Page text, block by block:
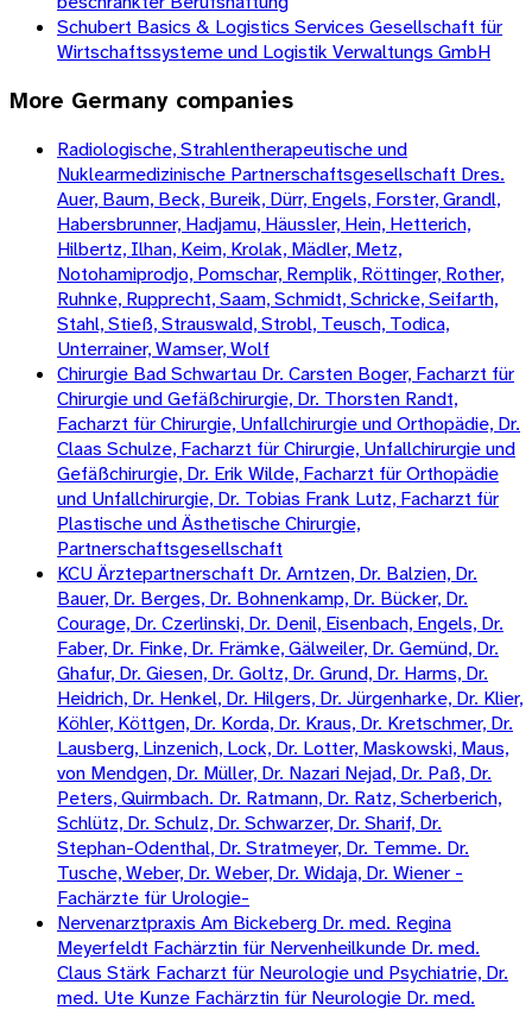
Schubert Basics & Logistics Services Gesellschaft für
Wirtschaftssysteme und Logistik Verwaltungs GmbH
More Germany companies
Radiologische, Strahlentherapeutische und
Nuklearmedizinische Partnerschaftsgesellschaft Dres.
Auer, Baum, Beck, Bureik, Dürr, Engels, Forster, Grandl,
Habersbrunner, Hadjamu, Häussler, Hein, Hetterich,
Hilbertz, Ilhan, Keim, Krolak, Mädler, Metz,
Notohamiprodjo, Pomschar, Remplik, Röttinger, Rother,
Ruhnke, Rupprecht, Saam, Schmidt, Schricke, Seifarth,
Stahl, Stieß, Strauswald, Strobl, Teusch, Todica,
Unterrainer, Wamser, Wolf
Chirurgie Bad Schwartau Dr. Carsten Boger, Facharzt für
Chirurgie und Gefäßchirurgie, Dr. Thorsten Randt,
Facharzt für Chirurgie, Unfallchirurgie und Orthopädie, Dr.
Claas Schulze, Facharzt für Chirurgie, Unfallchirurgie und
Gefäßchirurgie, Dr. Erik Wilde, Facharzt für Orthopädie
und Unfallchirurgie, Dr. Tobias Frank Lutz, Facharzt für
Plastische und Ästhetische Chirurgie,
Partnerschaftsgesellschaft
KCU Ärztepartnerschaft Dr. Arntzen, Dr. Balzien, Dr.
Bauer, Dr. Berges, Dr. Bohnenkamp, Dr. Bücker, Dr.
Courage, Dr. Czerlinski, Dr. Denil, Eisenbach, Engels, Dr.
Faber, Dr. Finke, Dr. Främke, Gälweiler, Dr. Gemünd, Dr.
Ghafur, Dr. Giesen, Dr. Goltz, Dr. Grund, Dr. Harms, Dr.
Heidrich, Dr. Henkel, Dr. Hilgers, Dr. Jürgenharke, Dr. Klier,
Köhler, Köttgen, Dr. Korda, Dr. Kraus, Dr. Kretschmer, Dr.
Lausberg, Linzenich, Lock, Dr. Lotter, Maskowski, Maus,
von Mendgen, Dr. Müller, Dr. Nazari Nejad, Dr. Paß, Dr.
Peters, Quirmbach. Dr. Ratmann, Dr. Ratz, Scherberich,
Schlütz, Dr. Schulz, Dr. Schwarzer, Dr. Sharif, Dr.
Stephan-Odenthal, Dr. Stratmeyer, Dr. Temme. Dr.
Tusche, Weber, Dr. Weber, Dr. Widaja, Dr. Wiener -
Fachärzte für Urologie-
Nervenarztpraxis Am Bickeberg Dr. med. Regina
Meyerfeldt Fachärztin für Nervenheilkunde Dr. med.
Claus Stärk Facharzt für Neurologie und Psychiatrie, Dr.
med. Ute Kunze Fachärztin für Neurologie Dr. med.